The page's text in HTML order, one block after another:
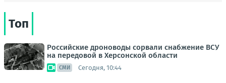
Топ
Российские дроноводы сорвали снабжение ВСУ
на передовой в Херсонской области
СМИ Сегодня, 10:44